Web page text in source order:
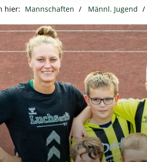
hier: Mannschaften Männl. Jugend